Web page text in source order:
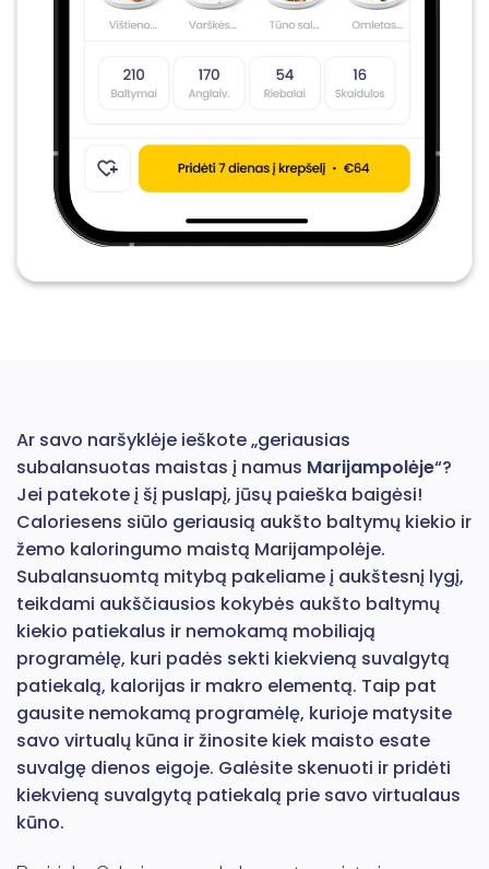
Ar savo naršyklėje ieškote „geriausias
subalansuotas maistas į namus Marijampolėje“?
Jei patekote į šį puslapį, jūsų paieška baigėsi!
Caloriesens siūlo geriausią aukšto baltymų kiekio ir
žemo kaloringumo maistą Marijampolėje.
Subalansuomtą mitybą pakeliame į aukštesnį lygį,
teikdami aukščiausios kokybės aukšto baltymų
kiekio patiekalus ir nemokamą mobiliają
programėlę, kuri padės sekti kiekvieną suvalgytą
patiekalą, kalorijas ir makro elementą. Taip pat
gausite nemokamą programėlę, kurioje matysite
savo virtualų kūna ir žinosite kiek maisto esate
suvalgę dienos eigoje. Galėsite skenuoti ir pridėti
kiekvieną suvalgytą patiekalą prie savo virtualaus
kūno.